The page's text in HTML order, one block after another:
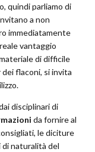
quindi parliamo di
a non
immediatamente
vantaggio
di difficile
flaconi, si invita
disciplinari di
da fornire al
le diciture
naturalità del